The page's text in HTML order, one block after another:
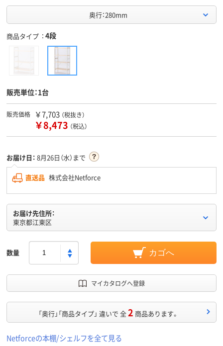
奥行：280mm
商品タイプ 4段
販売単位：1台
販売価格 ￥7,703 （税抜き）
￥8,473 （税込）
お届け日： 8月26日（水）まで
直送品 株式会社Netforce
お届け先住所：
東京都江東区
数量 カゴへ
マイカタログへ登録
「奥行」「商品タイプ」 違いで 全2 商品あります。
Netforceの本棚/シェルフを全て見る